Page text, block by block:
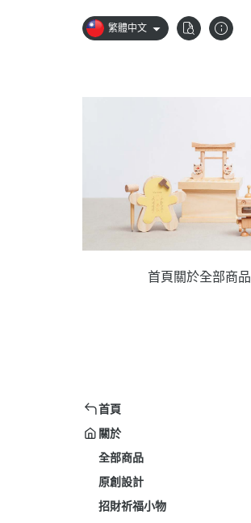
繁體中文
首頁 關於全部商品
首頁
關於
全部商品
原創設計
招財祈福小物